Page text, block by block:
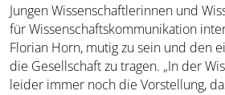
Jungen Wissenschaftlerinnen und
für Wissenschaftskommunikation
Florian Horn, mutig zu sein und den
die Gesellschaft zu tragen. „In der
leider immer noch die Vorstellung,